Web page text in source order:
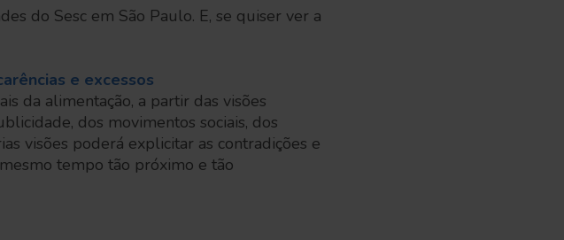
do Sesc em São Paulo. E, se quiser ver a
e excessos
da alimentação, a partir das visões
dos movimentos sociais, dos
visões poderá explicitar as contradições e
tempo tão próximo e tão